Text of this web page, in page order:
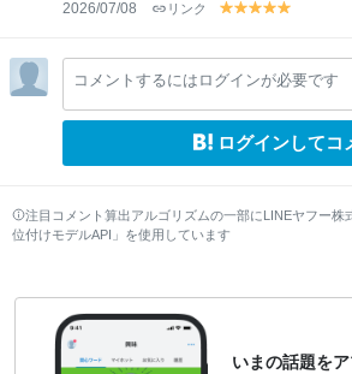
2026/07/08 リンク
y
lo
w
y
lo
w
y
lo
w
y
lo
w
lo
w
コメントするにはログインが必要です
ログインしてコ
注目コメント算出アルゴリズムの一部にLINEヤフー株
位付けモデルAPI」を使用しています
いまの話題を